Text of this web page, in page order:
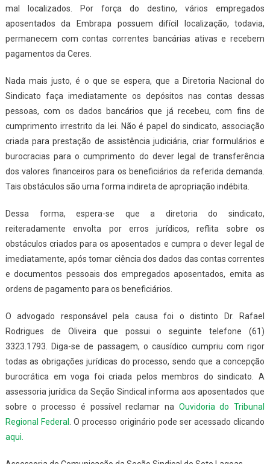
mal localizados. Por força do destino, vários empregados
aposentados da Embrapa possuem difícil localização, todavia,
permanecem com contas correntes bancárias ativas e recebem
pagamentos da Ceres.
Nada mais justo, é o que se espera, que a Diretoria Nacional do
Sindicato faça imediatamente os depósitos nas contas dessas
pessoas, com os dados bancários que já recebeu, com fins de
cumprimento irrestrito da lei. Não é papel do sindicato, associação
criada para prestação de assistência judiciária, criar formulários e
burocracias para o cumprimento do dever legal de transferência
dos valores financeiros para os beneficiários da referida demanda.
Tais obstáculos são uma forma indireta de apropriação indébita.
Dessa forma, espera-se que a diretoria do sindicato,
reiteradamente envolta por erros jurídicos, reflita sobre os
obstáculos criados para os aposentados e cumpra o dever legal de
imediatamente, após tomar ciência dos dados das contas correntes
e documentos pessoais dos empregados aposentados, emita as
ordens de pagamento para os beneficiários.
O advogado responsável pela causa foi o distinto Dr. Rafael
Rodrigues de Oliveira que possui o seguinte telefone (61)
3323.1793. Diga-se de passagem, o causídico cumpriu com rigor
todas as obrigações jurídicas do processo, sendo que a concepção
burocrática em voga foi criada pelos membros do sindicato. A
assessoria jurídica da Seção Sindical informa aos aposentados que
sobre o processo é possível reclamar na Ouvidoria do Tribunal
Regional Federal
. O processo originário pode ser acessado clicando
aqui.